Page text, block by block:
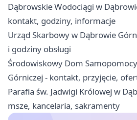
Dąbrowskie Wodociągi w
kontakt, godziny, informacje
Urząd Skarbowy w Dąbrowie
i godziny obsługi
Środowiskowy Dom
Górniczej - kontakt, przyjęcie,
Parafia św. Jadwigi Królowej w
msze, kancelaria, sakramenty